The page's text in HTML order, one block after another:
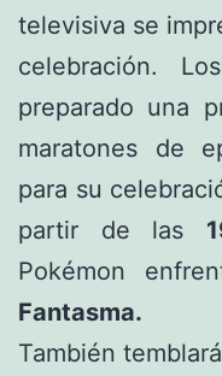
televisiva se
celebración.
preparado una
maratones de
para su
partir de las
Pokémon
Fantasma.
También